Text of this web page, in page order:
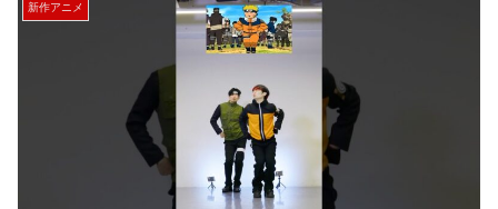
新作アニメ